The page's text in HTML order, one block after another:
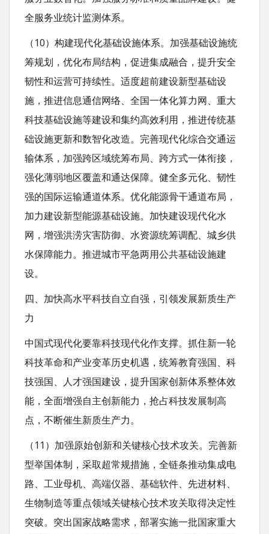
全服务业统计监测体系。
（10）构建现代化基础设施体系。加强基础设施统
筹规划，优化布局结构，促进集成融合，提升安全
韧性和运营可持续性。适度超前建设新型基础设
施，推进信息通信网络、全国一体化算力网、重大
科技基础设施等建设和集约高效利用，推进传统基
础设施更新和数智化改造。完善现代化综合交通运
输体系，加强跨区域统筹布局、跨方式一体衔接，
强化薄弱地区覆盖和通达保障。健全多元化、韧性
强的国际运输通道体系。优化能源骨干通道布局，
加力建设新型能源基础设施。加快建设现代化水
网，增强洪涝灾害防御、水资源统筹调配、城乡供
水保障能力。推进城市平急两用公共基础设施建
设。
四、加快高水平科技自立自强，引领发展新质生产
力
中国式现代化要靠科技现代化作支撑。抓住新一轮
科技革命和产业变革历史机遇，统筹教育强国、科
技强国、人才强国建设，提升国家创新体系整体效
能，全面增强自主创新能力，抢占科技发展制高
点，不断催生新质生产力。
（11）加强原始创新和关键核心技术攻关。完善新
型举国体制，采取超常规措施，全链条推动集成电
路、工业母机、高端仪器、基础软件、先进材料、
生物制造等重点领域关键核心技术攻关取得决定性
突破。突出国家战略需求，部署实施一批国家重大